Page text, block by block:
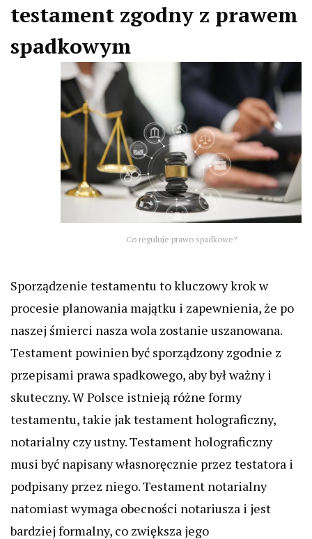
testament zgodny z prawem
spadkowym
Co reguluje prawo spadkowe?
Sporządzenie testamentu to kluczowy krok w
procesie planowania majątku i zapewnienia, że po
naszej śmierci nasza wola zostanie uszanowana.
Testament powinien być sporządzony zgodnie z
przepisami prawa spadkowego, aby był ważny i
skuteczny. W Polsce istnieją różne formy
testamentu, takie jak testament holograficzny,
notarialny czy ustny. Testament holograficzny
musi być napisany własnoręcznie przez testatora i
podpisany przez niego. Testament notarialny
natomiast wymaga obecności notariusza i jest
bardziej formalny, co zwiększa jego